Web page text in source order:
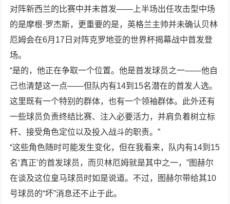
对阵新西兰的比赛中并未首发——上半场出任攻击型中场
的是摩根·罗杰斯，更重要的是，英格兰主帅并未确认贝林
厄姆会在6月 17 日对阵克罗地亚的世界杯揭幕战中首发登
场。
“是的，他正在争取一个位置。他是首发球员之一——他自
己也清楚这一点——但队内有14到 15名潜在的首发人选。
这里既有一个特别的群体，也有一个领袖群体。此外还有
一些球员负责终结比赛、注入必要活力，并肩负着树立标
杆、接受角色定位以及投入战斗的职责。”
“这些角色随时可能发生变化，但在我看来，队内有14到 15
名‘真正’的首发球员，而贝林厄姆就是其中之一，”图赫尔
在谈及这位皇马球员时如是说道。不过，图赫尔带给其10
号球员的“坏”消息还不止于此。